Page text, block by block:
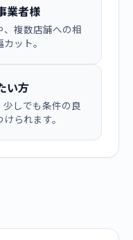
業者様
、複数店舗への相
ット。
い方
しでも条件の良
られます。